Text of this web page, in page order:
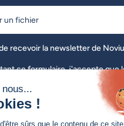
!
sûrs que le contenu de ce
un fichier
recevoir la newsletter de
ce formulaire, j'accepte que
exploitées dans le cadre de